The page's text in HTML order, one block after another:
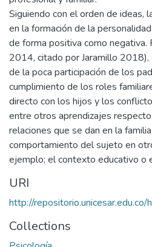
Siguiendo con el orden de ideas,
en la formación de la
de forma positiva como negativa.
2014, citado por Jaramillo
de la poca participación de los
cumplimiento de los roles
directo con los hijos y los
entre otros aprendizajes
relaciones que se dan en la
comportamiento del sujeto en
ejemplo; el contexto educativo o
URI
http://
Collections